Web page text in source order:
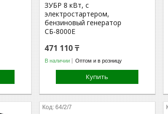
ЗУБР 8 кВт, с
электростартером,
бензиновый генератор
СБ-8000Е
471 110 ₸
В наличии Оптом и в розницу
Купить
64/2/7